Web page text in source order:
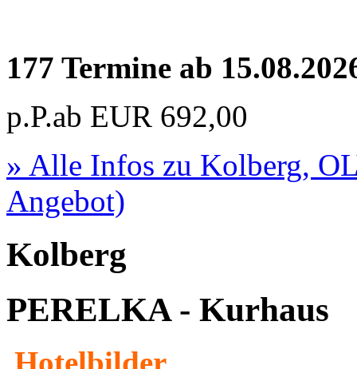
177 Termine ab
p.P.ab EUR 692,00
» Alle Infos zu Kolberg,
Angebot)
Kolberg
PERELKA - Kurhaus